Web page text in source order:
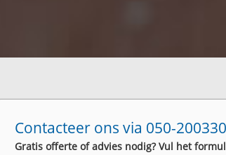
Contacteer ons via 050-
Gratis offerte of advies nodig? Vul het